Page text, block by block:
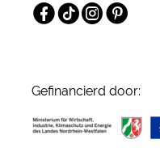
Facebook
TikTokInstagram
Gefinancierd door: